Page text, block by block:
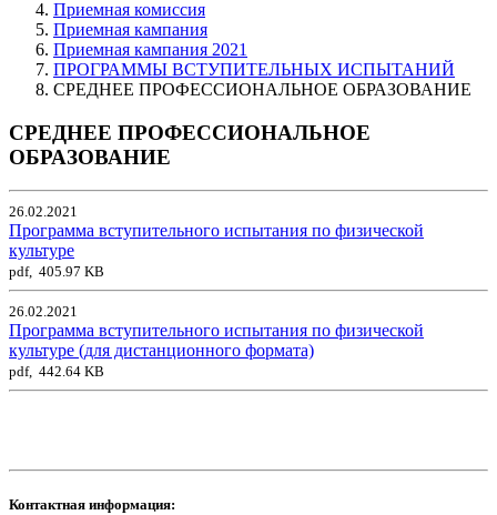
Приемная комиссия
Приемная кампания
Приемная кампания 2021
ПРОГРАММЫ ВСТУПИТЕЛЬНЫХ ИСПЫТАНИЙ
СРЕДНЕЕ ПРОФЕССИОНАЛЬНОЕ ОБРАЗОВАНИЕ
СРЕДНЕЕ ПРОФЕССИОНАЛЬНОЕ
ОБРАЗОВАНИЕ
26.02.2021
Программа вступительного испытания по физической
культуре
pdf, 405.97 KB
26.02.2021
Программа вступительного испытания по физической
культуре (для дистанционного формата)
pdf, 442.64 KB
Контактная информация: